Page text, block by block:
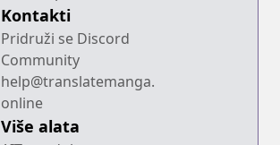
Kontakti
Pridruži se Discord
Community
help@translatemanga.
online
Više alata